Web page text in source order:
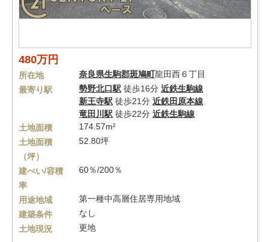
480万円
所在地 奈良県生駒郡斑鳩町龍田西６丁目
最寄り駅
勢野北口駅 徒歩16分 近鉄生駒線
新王寺駅 徒歩21分 近鉄田原本線
竜田川駅 徒歩22分 近鉄生駒線
土地面積
174.57m²
土地面積
（坪）
52.80坪
建ぺい/容積
率
60％/200％
用途地域
第一種中高層住居専用地域
建築条件
なし
土地現況
更地